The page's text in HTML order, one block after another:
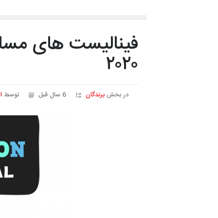
فینالیست های
۲۰۲۰
در بخشبرندگان 6 سال قبل توسط